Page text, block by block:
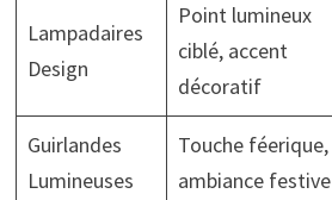
Lampadaires
Design
Point lumineux
ciblé, accent
décoratif
Guirlandes
Lumineuses
Touche féerique,
ambiance festive